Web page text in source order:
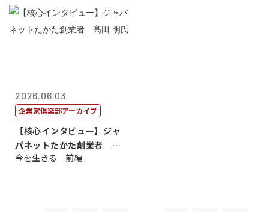
2026.06.03
企業家倶楽部アーカイブ
【核心インタビュー】ジャ
パネットたかた創業者 髙
田 明氏
今を生きる 前編